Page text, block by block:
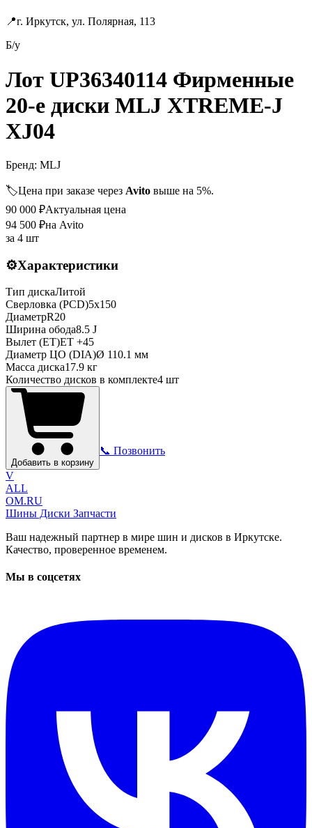
📍г. Иркутск, ул. Полярная, 113
Б/у
Лот UP36340114 Фирменные
20-е диски MLJ XTREME-J
XJ04
Бренд: MLJ
🏷️Цена при заказе через Avito выше на 5%.
90 000 ₽Актуальная цена
94 500 ₽на Avito
за 4 шт
⚙️Характеристики
Тип дискаЛитой
Сверловка (PCD)5x150
ДиаметрR20
Ширина обода8.5 J
Вылет (ET)ET +45
Диаметр ЦО (DIA)Ø 110.1 мм
Масса диска17.9 кг
Количество дисков в комплекте4 шт
Добавить в корзину
📞 Позвонить
V
ALL
OM.RU
Шины Диски Запчасти
Ваш надежный партнер в мире шин и дисков в Иркутске.
Качество, проверенное временем.
Мы в соцсетях